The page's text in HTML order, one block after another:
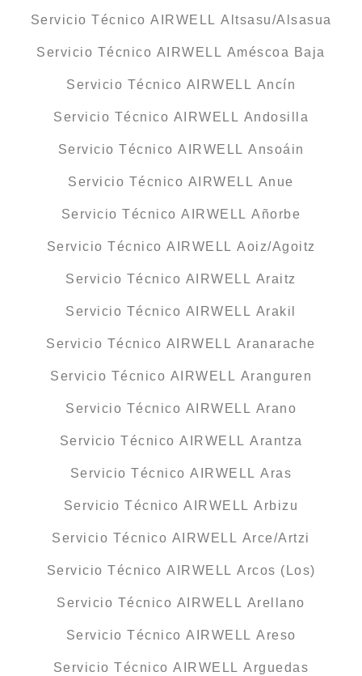
Servicio Técnico AIRWELL Altsasu/Alsasua
Servicio Técnico AIRWELL Améscoa Baja
Servicio Técnico AIRWELL Ancín
Servicio Técnico AIRWELL Andosilla
Servicio Técnico AIRWELL Ansoáin
Servicio Técnico AIRWELL Anue
Servicio Técnico AIRWELL Añorbe
Servicio Técnico AIRWELL Aoiz/Agoitz
Servicio Técnico AIRWELL Araitz
Servicio Técnico AIRWELL Arakil
Servicio Técnico AIRWELL Aranarache
Servicio Técnico AIRWELL Aranguren
Servicio Técnico AIRWELL Arano
Servicio Técnico AIRWELL Arantza
Servicio Técnico AIRWELL Aras
Servicio Técnico AIRWELL Arbizu
Servicio Técnico AIRWELL Arce/Artzi
Servicio Técnico AIRWELL Arcos (Los)
Servicio Técnico AIRWELL Arellano
Servicio Técnico AIRWELL Areso
Servicio Técnico AIRWELL Arguedas